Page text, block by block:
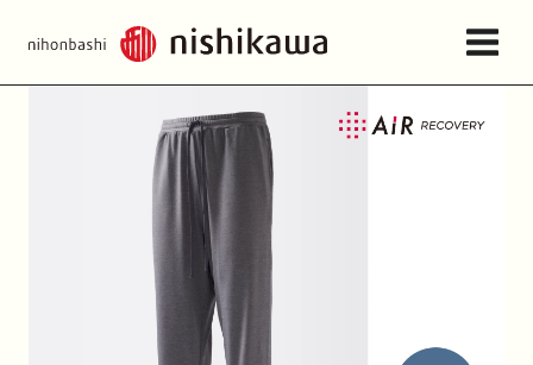
店舗情報・アクセス
ねむりの相談所
日本橋西川について